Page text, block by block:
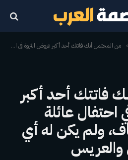
من المحتمل أنك فاتتك أحد أكبر عروض الثروة في احتفال عائلة أمباني قبل الزفاف، ولم يكن له أي علاقة بالعروس والعريس
فاتتك أحد أكبر
احتفال عائلة
ولم يكن له أي
والعريس